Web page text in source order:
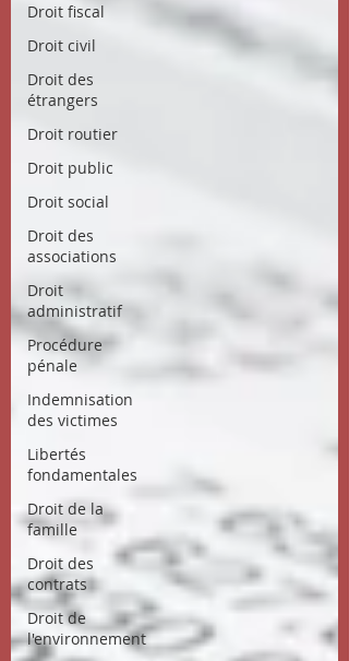
Droit fiscal
Droit civil
Droit des
étrangers
Droit routier
Droit public
Droit social
Droit des
associations
Droit
administratif
Procédure
pénale
Indemnisation
des victimes
Libertés
fondamentales
Droit de la
famille
Droit des
contrats
Droit de
l'environnement